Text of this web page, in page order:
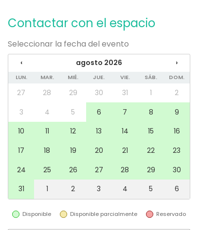
Alojamiento
Piscina
Zona exterior
Parking
Uso exclusivo
Eventos nocturnos OK
Zona para música en directo
Equipamiento
Pizarra blanca / Flipchart
Material tomar notas
Vajilla
Juegos
Contactar con el espacio
Seleccionar la fecha del evento
‹ agosto 2026 ›
LUN. MAR. MIÉ. JUE. VIE. SÁB. DOM.
27 28 29 30 31 1
2
3
4 5 6 7 8
9
10
11 12 13 14 15
16
17
18 19 20 21 22
23
24
25 26 27 28 29
30
31
1 2 3 4 5 6
Disponible Disponible parcialmente Reservado